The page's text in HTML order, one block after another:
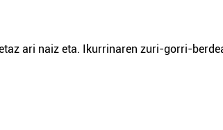
ari naiz eta. Ikurrinaren zuri-gorri-